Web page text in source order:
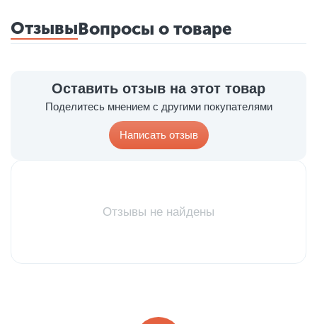
ОтзывыВопросы о товаре
Оставить отзыв на этот товар
Поделитесь мнением с другими покупателями
Написать отзыв
Отзывы не найдены